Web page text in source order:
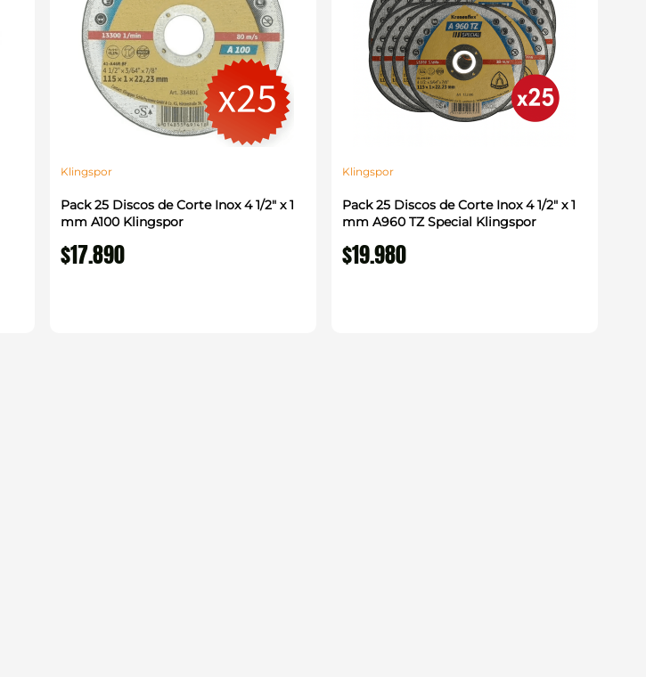
Klingspor
Pack 25 Discos de Corte Inox 4 1/2" x 1
mm A100 Klingspor
$17.890
Klingspor
Pack 25 Discos de Corte Inox 4 1/2" x 1
mm A960 TZ Special Klingspor
$19.980